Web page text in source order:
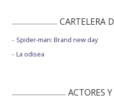
CARTELERA
Spider-man: Brand new day
La odisea
ACTORES